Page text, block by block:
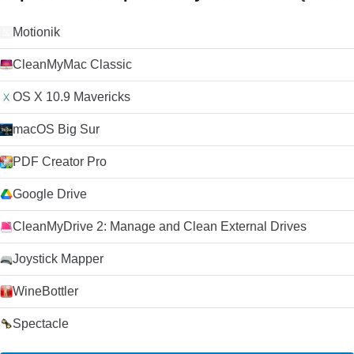
narzędzi Google za pomocą jednego loginu. Dostawca
produktu. FileHippo przeprasza za wszelkie związane z tym
niedogodności.
Motionik
CleanMyMac Classic
OS X 10.9 Mavericks
macOS Big Sur
PDF Creator Pro
Google Drive
CleanMyDrive 2: Manage and Clean External Drives
Joystick Mapper
WineBottler
Spectacle